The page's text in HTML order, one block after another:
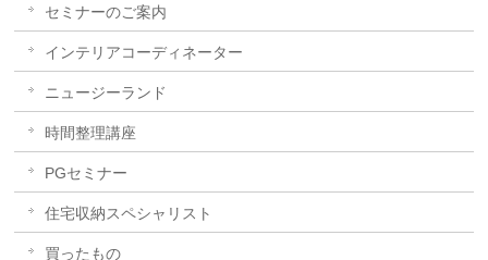
セミナーのご案内
インテリアコーディネーター
ニュージーランド
時間整理講座
PGセミナー
住宅収納スペシャリスト
買ったもの